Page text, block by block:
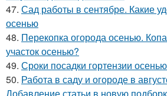
47. Сад работы в сентябре. Какие
осенью
48. Перекопка огорода осенью.
участок осенью?
49. Сроки посадки гортензии
50. Работа в саду и огороде в